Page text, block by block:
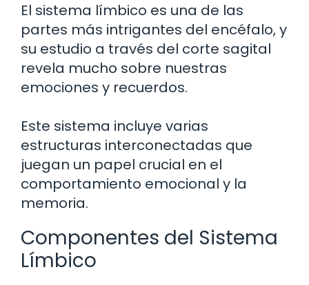
El sistema límbico es una de las
partes más intrigantes del encéfalo, y
su estudio a través del corte sagital
revela mucho sobre nuestras
emociones y recuerdos.
Este sistema incluye varias
estructuras interconectadas que
juegan un papel crucial en el
comportamiento emocional y la
memoria.
Componentes del Sistema
Límbico